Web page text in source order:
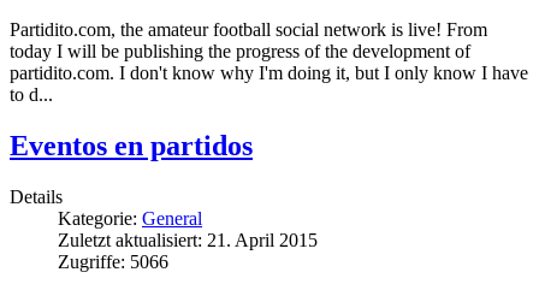
Partidito.com, the amateur football social network is live! From
today I will be publishing the progress of the development of
partidito.com. I don't know why I'm doing it, but I only know I have
to d...
Eventos en partidos
Details
Kategorie: General
Zuletzt aktualisiert: 21. April 2015
Zugriffe: 5066